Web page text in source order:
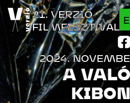
Jump to
A
21. VERZIÓ
FILMFESZTIVÁL
2024.